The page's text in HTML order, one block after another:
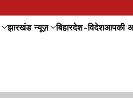
झारखंड न्यूज़ बिहारदेश-विदेशआपकी